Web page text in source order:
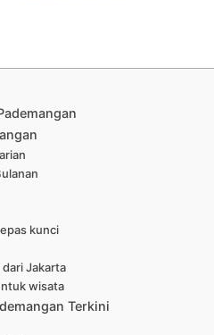
kunci
Jakarta
wisata
Terkini